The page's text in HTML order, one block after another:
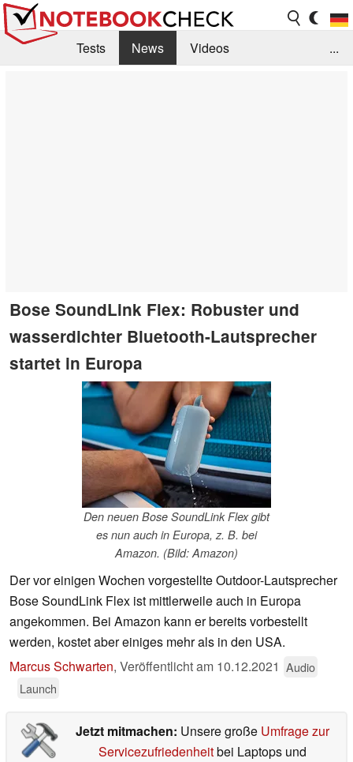
Tests News
Videos
...
Bose SoundLink Flex: Robuster und
wasserdichter Bluetooth-Lautsprecher
startet in Europa
Den neuen Bose SoundLink Flex gibt
es nun auch in Europa, z. B. bei
Amazon. (Bild: Amazon)
Der vor einigen Wochen vorgestellte Outdoor-Lautsprecher
Bose SoundLink Flex ist mittlerweile auch in Europa
angekommen. Bei Amazon kann er bereits vorbestellt
werden, kostet aber einiges mehr als in den USA.
Marcus Schwarten, Veröffentlicht am 10.12.2021 Audio
Launch
Jetzt mitmachen: Unsere große Umfrage zur
Servicezufriedenheitbei Laptops und